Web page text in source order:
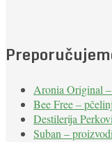
Aronia Original
Bee Free –
Destilerija
Suban –